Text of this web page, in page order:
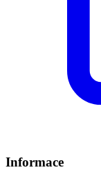
Informace